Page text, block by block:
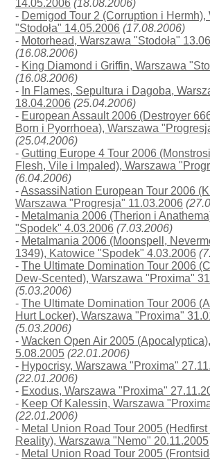
14.05.2006 (18.08.2006)
- Demigod Tour 2 (Corruption i Hermh),
"Stodoła" 14.05.2006 (17.08.2006)
- Motorhead, Warszawa "Stodoła"
(16.08.2006)
- King Diamond i Griffin, Warszawa
(16.08.2006)
- In Flames, Sepultura i Dagoba,
18.04.2006 (25.04.2006)
- European Assault 2006 (Destroyer
Born i Pyorrhoea), Warszawa
(25.04.2006)
-Gutting Europe 4 Tour 2006
Flesh, Vile i Impaled), Warszawa
(6.04.2006)
-AssassiNation European Tour 2006
Warszawa "Progresja" 11.03.2006
- Metalmania 2006 (Therion i
"Spodek" 4.03.2006 (7.03.2006)
- Metalmania 2006 (Moonspell,
1349), Katowice "Spodek" 4.03.2006
-The Ultimate Domination Tour 2006
Dew-Scented), Warszawa "Proxima"
(5.03.2006)
-The Ultimate Domination Tour 2006
Hurt Locker), Warszawa "Proxima"
(5.03.2006)
-Wacken Open Air 2005
5.08.2005 (22.01.2006)
- Hypocrisy, Warszawa "Proxima"
(22.01.2006)
- Exodus, Warszawa "Proxima"
- Keep Of Kalessin, Warszawa
(22.01.2006)
- Metal Union Road Tour 2005 (Hedfirst
Reality), Warszawa "Nemo" 20.11.2005
- Metal Union Road Tour 2005